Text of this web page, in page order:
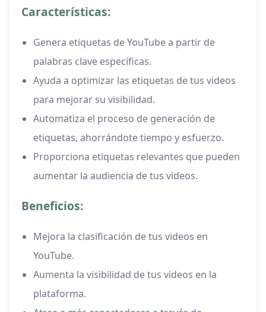
Características:
Genera etiquetas de YouTube a partir de
palabras clave específicas.
Ayuda a optimizar las etiquetas de tus videos
para mejorar su visibilidad.
Automatiza el proceso de generación de
etiquetas, ahorrándote tiempo y esfuerzo.
Proporciona etiquetas relevantes que pueden
aumentar la audiencia de tus videos.
Beneficios:
Mejora la clasificación de tus videos en
YouTube.
Aumenta la visibilidad de tus videos en la
plataforma.